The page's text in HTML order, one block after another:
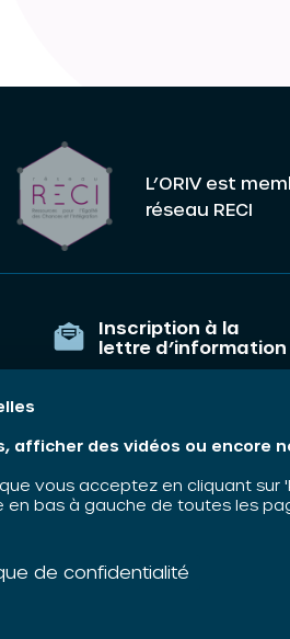
L’ORIV est
réseau RECI
Inscription à la
lettre d’information
Nos thématiques
Contact
afficher des vidéos ou encore
vous acceptez en cliquant sur
bas à gauche de toutes les
de confidentialité